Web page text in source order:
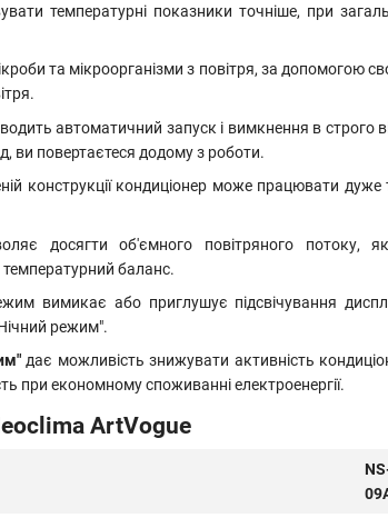
температурні показники точніше, при
та мікроорганізми з повітря, за допомогою
автоматичний запуск і вимкнення в строго
ви повертаєтеся додому з роботи.
конструкції кондиціонер може працювати
досягти об'ємного повітряного потоку,
баланс.
вимикає або приглушує підсвічування
режим".
дає можливість знижувати активність
при економному споживанні електроенергії.
ArtVogue